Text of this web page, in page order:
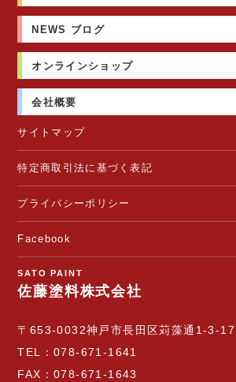
NEWS ブログ
オンラインショップ
会社概要
サイトマップ
特定商取引法に基づく表記
プライバシーポリシー
Facebook
SATO PAINT
佐藤塗料株式会社
〒653-0032神戸市長田区苅藻通1-3-17
TEL：078-671-1641
FAX：078-671-1643